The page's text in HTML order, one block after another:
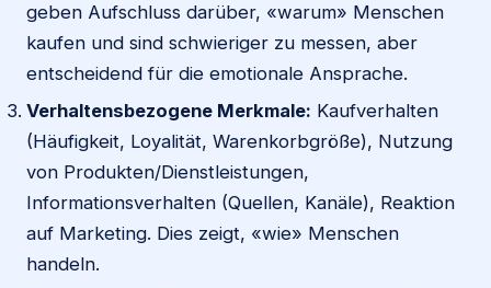
geben Aufschluss darüber, «warum» Menschen
kaufen und sind schwieriger zu messen, aber
entscheidend für die emotionale Ansprache.
Verhaltensbezogene Merkmale: Kaufverhalten
(Häufigkeit, Loyalität, Warenkorbgröße), Nutzung
von Produkten/Dienstleistungen,
Informationsverhalten (Quellen, Kanäle), Reaktion
auf Marketing. Dies zeigt, «wie» Menschen
handeln.